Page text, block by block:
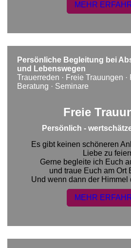
MEHR
Persönliche Begleitung bei
und Lebenswegen
Trauerreden · Freie Trauungen
Beratung · Seminare
Freie
Persönlich -
Es gibt keinen schöneren
Liebe zu
Gerne begleite ich Euch
und traue Euch am Ort
Und wenn dann der Himmel
MEHR